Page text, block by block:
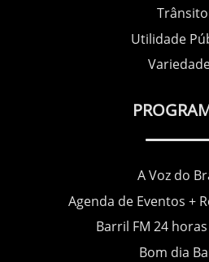
Trânsito
Utilidade
A Voz do
Agenda de Eventos +
Barril FM 24
Bom dia